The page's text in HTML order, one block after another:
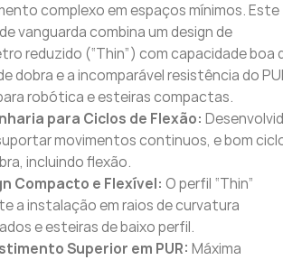
complexo em espaços mínimos. Este
vanguarda combina um design de
reduzido (“Thin”) com capacidade boa
dobra e a incomparável resistência do
robótica e esteiras compactas.
para Ciclos de Flexão:
movimentos continuos, e bom
incluindo flexão.
Compacto e Flexível: O perfil “Thin”
a instalação em raios de curvatura
e esteiras de baixo perfil.
Superior em PUR: Máxima